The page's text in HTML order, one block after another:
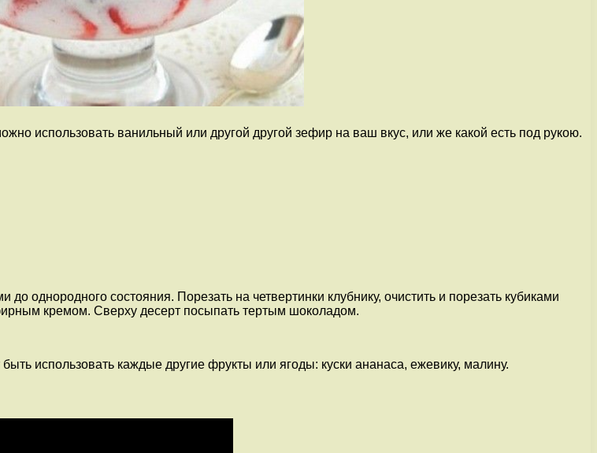
использовать ванильный или другой другой зефир на ваш вкус, или же какой есть под рукою.
однородного состояния. Порезать на четвертинки клубнику, очистить и порезать кубиками
кремом. Сверху десерт посыпать тертым шоколадом.
использовать каждые другие фрукты или ягоды: куски ананаса, ежевику, малину.